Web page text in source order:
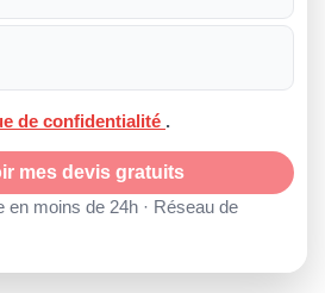
de confidentialité .
mes devis gratuits
en moins de 24h · Réseau de